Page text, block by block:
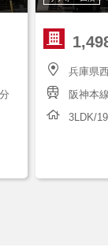
兵庫県
阪神本
3LDK/